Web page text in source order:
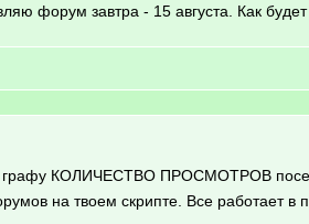
форум завтра - 15 августа. Как
КОЛИЧЕСТВО ПРОСМОТРОВ
на твоем скрипте. Все работает